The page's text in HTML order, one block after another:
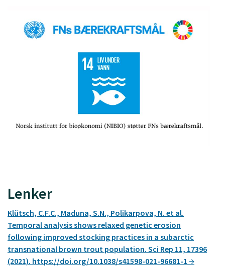
Lenker
Klütsch, C.F.C., Maduna, S.N., Polikarpova, N. et al.
Temporal analysis shows relaxed genetic erosion
following improved stocking practices in a subarctic
transnational brown trout population. Sci Rep 11, 17396
(2021). https://doi.org/10.1038/s41598-021-96681-1